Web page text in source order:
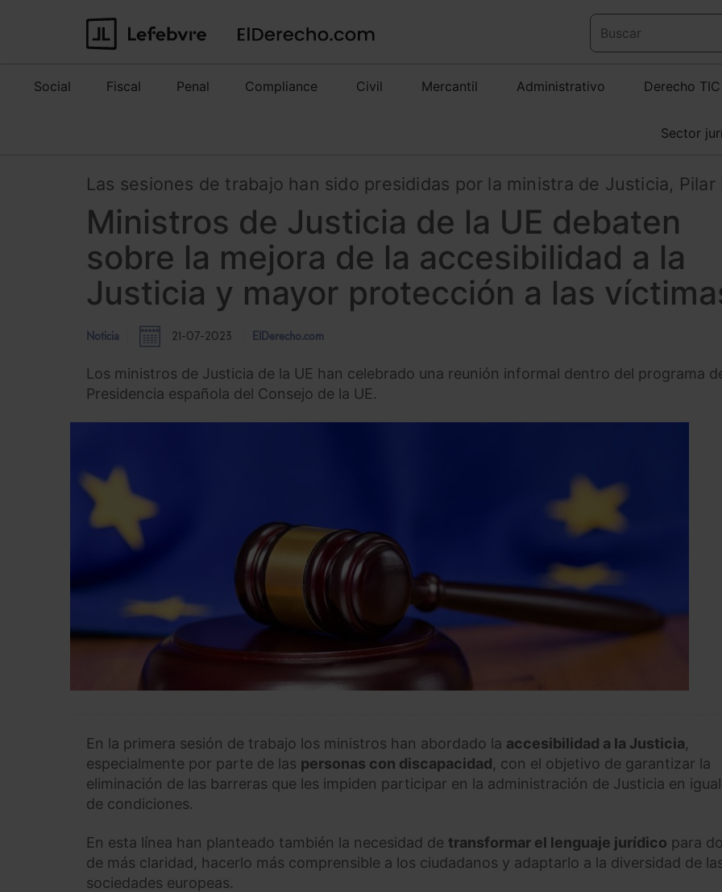
Social Fiscal Penal Compliance Civil Mercantil Administrativo Derecho TIC
Sector
Las sesiones de trabajo han sido presididas por la ministra de Justicia, Pilar
Ministros de Justicia de la UE debaten
sobre la mejora de la accesibilidad a la
Justicia y mayor protección a las
Noticia 21-07-2023 ElDerecho.com
Los ministros de Justicia de la UE han celebrado una reunión informal dentro del programa
Presidencia española del Consejo de la UE.
En la primera sesión de trabajo los ministros han abordado la accesibilidad a la Justicia,
especialmente por parte de las personas con discapacidad, con el objetivo de garantizar la
eliminación de las barreras que les impiden participar en la administración de Justicia en
de condiciones.
En esta línea han planteado también la necesidad de transformar el lenguaje jurídico para
de más claridad, hacerlo más comprensible a los ciudadanos y adaptarlo a la diversidad de
sociedades europeas.